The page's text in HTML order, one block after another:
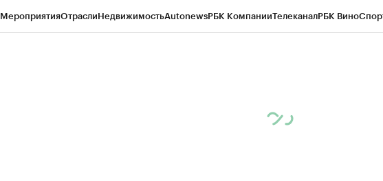
МероприятияОтраслиНедвижимостьAutonewsРБК КомпанииТелеканалРБК Вино